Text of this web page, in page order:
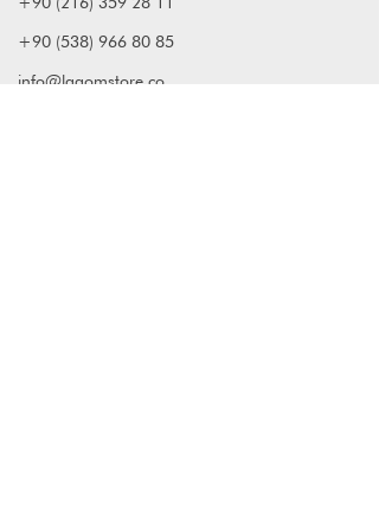
+90 (538) 966 80 85
info@lagomstore.co